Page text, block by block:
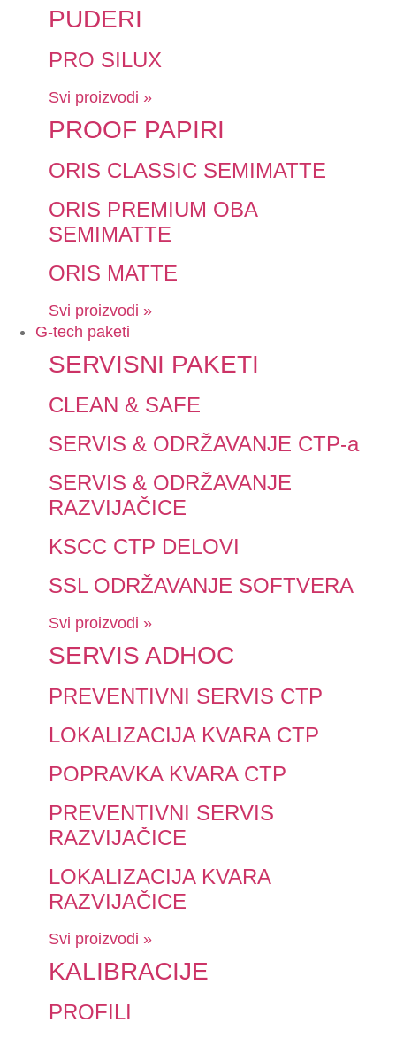
PUDERI
PRO SILUX
Svi proizvodi »
PROOF PAPIRI
ORIS CLASSIC SEMIMATTE
ORIS PREMIUM OBA
SEMIMATTE
ORIS MATTE
Svi proizvodi »
G-tech paketi
SERVISNI PAKETI
CLEAN & SAFE
SERVIS & ODRŽAVANJE CTP-a
SERVIS & ODRŽAVANJE
RAZVIJAČICE
KSCC CTP DELOVI
SSL ODRŽAVANJE SOFTVERA
Svi proizvodi »
SERVIS ADHOC
PREVENTIVNI SERVIS CTP
LOKALIZACIJA KVARA CTP
POPRAVKA KVARA CTP
PREVENTIVNI SERVIS
RAZVIJAČICE
LOKALIZACIJA KVARA
RAZVIJAČICE
Svi proizvodi »
KALIBRACIJE
PROFILI